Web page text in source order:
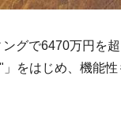
グで6470万円を
をはじめ、機能